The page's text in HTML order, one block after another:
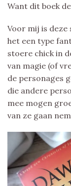
Want dit boek
Voor mij is
het een type
stoere chick in
van magie (of
de personages
die andere
mee mogen
van ze gaan